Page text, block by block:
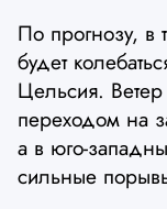
По прогнозу, в
будет
Цельсия.
переходом на
а в юго-
сильные